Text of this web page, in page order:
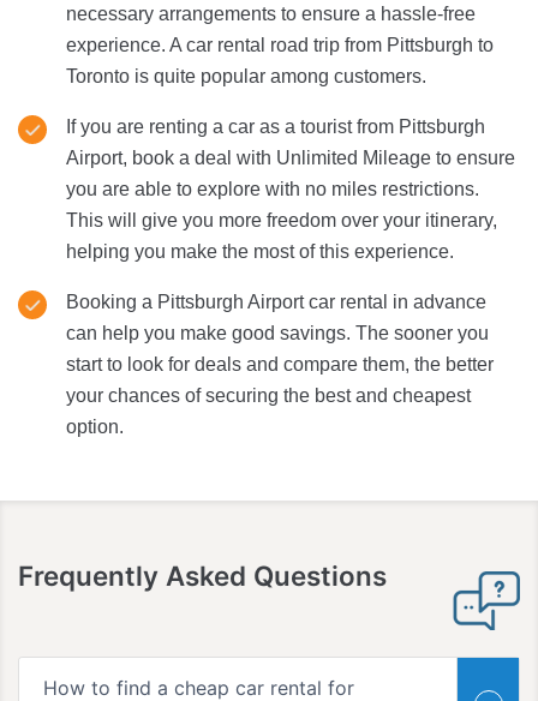
necessary arrangements to ensure a hassle-free
experience. A car rental road trip from Pittsburgh to
Toronto is quite popular among customers.
If you are renting a car as a tourist from Pittsburgh
Airport, book a deal with Unlimited Mileage to ensure
you are able to explore with no miles restrictions.
This will give you more freedom over your itinerary,
helping you make the most of this experience.
Booking a Pittsburgh Airport car rental in advance
can help you make good savings. The sooner you
start to look for deals and compare them, the better
your chances of securing the best and cheapest
option.
Frequently Asked Questions
How to find a cheap car rental for